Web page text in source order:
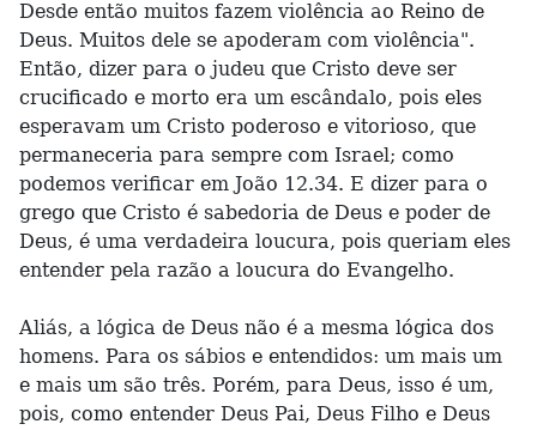
Desde então muitos fazem violência ao Reino de
Deus. Muitos dele se apoderam com violência".
Então, dizer para o judeu que Cristo deve ser
crucificado e morto era um escândalo, pois eles
esperavam um Cristo poderoso e vitorioso, que
permaneceria para sempre com Israel; como
podemos verificar em João 12.34. E dizer para o
grego que Cristo é sabedoria de Deus e poder de
Deus, é uma verdadeira loucura, pois queriam eles
entender pela razão a loucura do Evangelho.
Aliás, a lógica de Deus não é a mesma lógica dos
homens. Para os sábios e entendidos: um mais um
e mais um são três. Porém, para Deus, isso é um,
pois, como entender Deus Pai, Deus Filho e Deus